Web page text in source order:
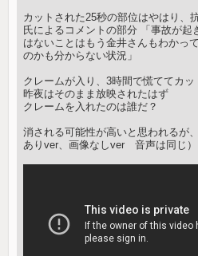
カットされた25秒の部位はやはり
氏によるコメントの部分 「事故が起
はないことはもう金井さんもわか
のかも分からない状況」
クレームが入り、3時間で慌ててカ
昨夜はそのまま放映されたはず
クレームを入れたのは誰だ？
消される可能性が高いと思われるが
ありver、画像なしver 音声は同じ）